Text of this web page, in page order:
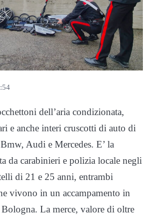
dell’aria condizionata,
e anche interi cruscotti di auto di
Audi e Mercedes. E’ la
da carabinieri e polizia locale negli
di 21 e 25 anni, entrambi
vivono in un accampamento in
La merce, valore di oltre